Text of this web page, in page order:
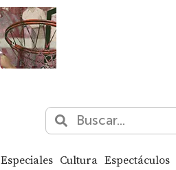
Especiales Cultura Espectáculos